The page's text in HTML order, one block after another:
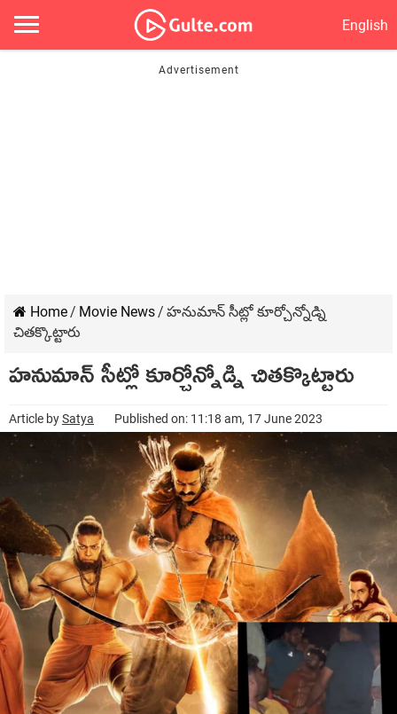
English
Home/ Movie News/ హనుమాన్ సీట్లో కూర్చోన్నోడ్ని
చితక్కొట్టారు
హనుమాన్ సీట్లో కూర్చోన్నోడ్ని చితక్కొట్టారు
Article bySatya Published on: 11:18 am, 17 June 2023